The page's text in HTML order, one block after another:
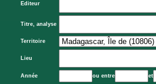
Editeur
Titre, analyse
Territoire
Lieu
Année ou entre et